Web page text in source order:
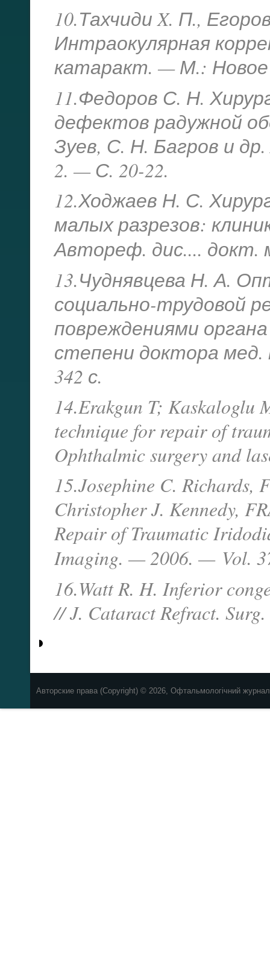
10.Тахчиди X. П.,
Интраокулярная
катаракт. — М.: Новое
11.Федоров С. Н.
дефектов радужной
Зуев, С. Н. Багров и
2. — С. 20-22.
12.Ходжаев Н. С.
малых разрезов:
Автореф. дис....
13.Чуднявцева Н. А.
социально-трудовой
повреждениями
степени доктора мед.
342 с.
14.Erakgun T; Kaskaloglu
technique for repair of
Ophthalmic surgery and
15.Josephine C. Richards,
Christopher J. Kennedy,
Repair of Traumatic
Imaging. — 2006. — Vol.
16.Watt R. H. Inferior
// J. Cataract Refract.
Авторские права (Copyright) © 2026, Офтальмологічний